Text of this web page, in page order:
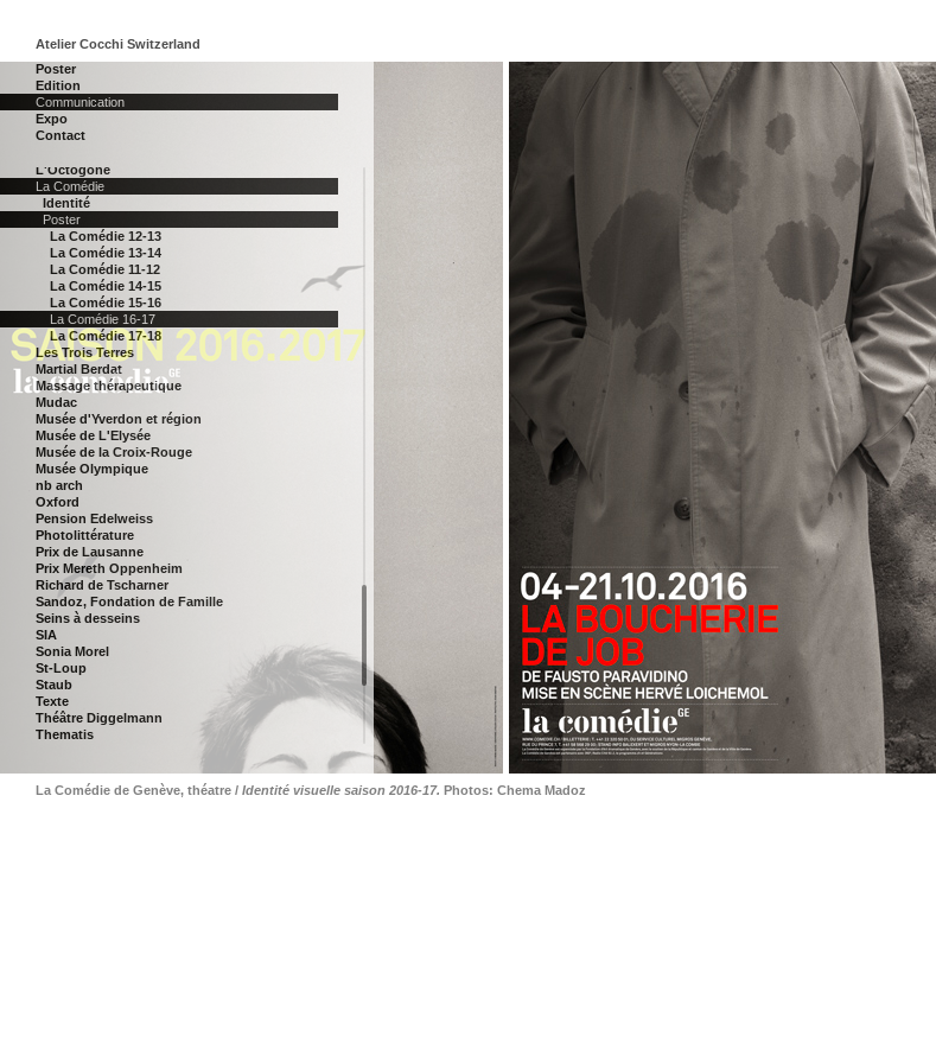
Atelier Cocchi Switzerland
Poster
Edition
Communication
Expo
Contact
Hermitage
Horst Tappe
Hôtel d'Angleterre
Hôtel Riffelalp
Inès Lamunière / Laurent Stalder
Infolio édition
Institut Suisse de la Douleur
L'Octogone
La Comédie
Identité
Poster
La Comédie 12-13
La Comédie 13-14
La Comédie 11-12
La Comédie 14-15
La Comédie 15-16
La Comédie 16-17
La Comédie 17-18
Les Trois Terres
Martial Berdat
Massage thérapeutique
Mudac
Musée d'Yverdon et région
Musée de L'Elysée
Musée de la Croix-Rouge
Musée Olympique
nb arch
Oxford
Pension Edelweiss
Photolittérature
Prix de Lausanne
Prix Mereth Oppenheim
Richard de Tscharner
Sandoz, Fondation de Famille
Seins à desseins
SIA
Sonia Morel
St-Loup
Staub
Texte
Théâtre Diggelmann
Thematis
Ville de Lausanne
La Comédie de Genève, théatre / Identité visuelle saison 2016-17. Photos: Chema Madoz